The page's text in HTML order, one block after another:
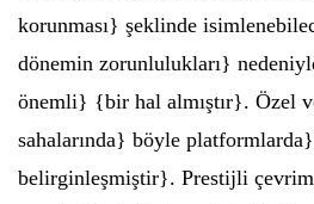
korunması} şeklinde
dönemin zorunlulukları}
önemli} {bir hal almıştır}. Özel
sahalarında} böyle
belirginleşmiştir}. Prestijli